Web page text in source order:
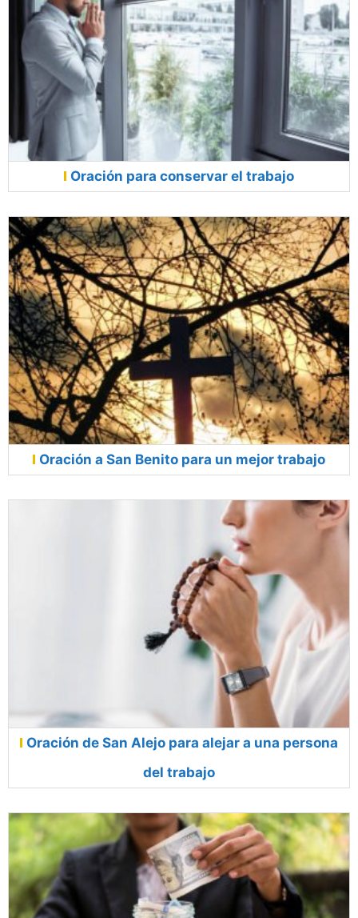
Oración para conservar el trabajo
Oración a San Benito para un mejor trabajo
Oración de San Alejo para alejar a una persona
del trabajo